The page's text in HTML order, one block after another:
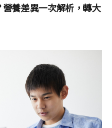
養差異一次解析，轉大